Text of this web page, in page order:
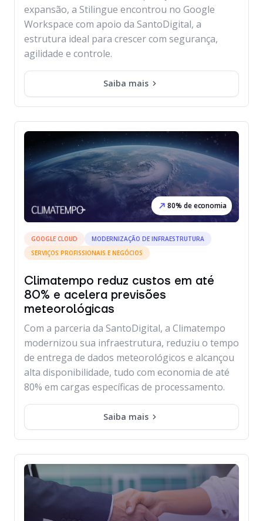
expansão, a Stilingue encontrou no Google
Workspace com apoio da SantoDigital, a
estrutura ideal para crescer com segurança,
agilidade e controle.
Saiba mais
80% de economia
GOOGLE CLOUD
MODERNIZAÇÃO DE INFRAESTRUTURA
SERVIÇOS PROFISSIONAIS E NEGÓCIOS
Climatempo reduz custos em até
80% e acelera previsões
meteorológicas
Com a parceria da SantoDigital, a Climatempo
modernizou sua infraestrutura, reduziu o tempo
de entrega de dados meteorológicos e alcançou
alta disponibilidade, tudo com economia de até
80% em cargas específicas de processamento.
Saiba mais